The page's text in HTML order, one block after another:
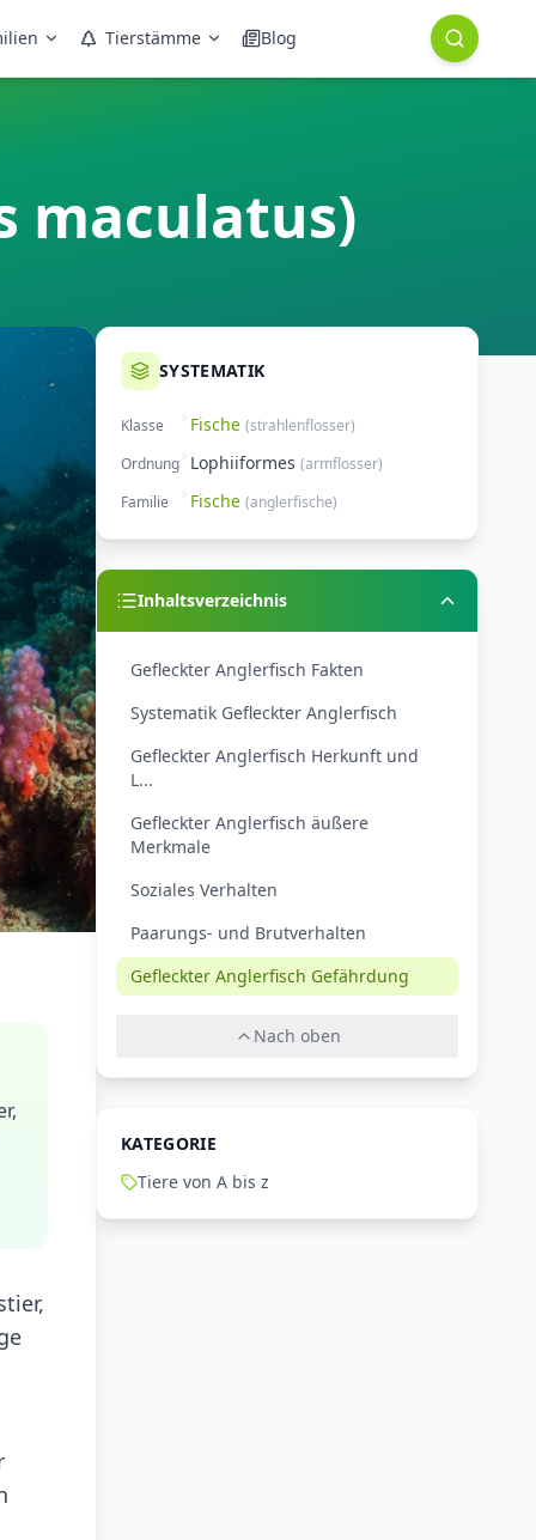
Tierstämme Blog
maculatus)
SYSTEMATIK
Klasse Fische (strahlenflosser)
Ordnung Lophiiformes (armflosser)
Familie
Fische (anglerfische)
Inhaltsverzeichnis
Gefleckter Anglerfisch Fakten
Systematik Gefleckter Anglerfisch
Gefleckter Anglerfisch Herkunft und
L...
Gefleckter Anglerfisch äußere
Merkmale
Soziales Verhalten
Paarungs- und Brutverhalten
Gefleckter Anglerfisch Gefährdung
Nach oben
KATEGORIE
Tiere von A bis z